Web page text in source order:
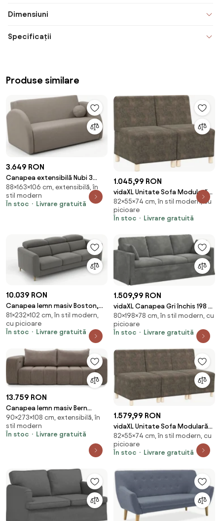
Dimensiuni
Specificații
Produse similare
3.649 RON
Canapea extensibilă Nubi 3
locuri 140 cm cu ladă de
depozitare - bej boucle Quelle
16
88×163×106 cm, extensibilă, în
stil modern
În stoc
Livrare gratuită
1.045,99 RON
vidaXL Unitate Sofa Modulară
Fără Brațe 2 pcs Gri închis
82×55×74 cm, în stil modern, cu
picioare
În stoc
Livrare gratuită
10.039 RON
Canapea lemn masiv Boston,
232 × 81 × 102 cm
81×232×102 cm, în stil modern,
cu picioare
În stoc
Livrare gratuită
1.509,99 RON
vidaXL Canapea Gri închis 198 x
78 x 80 cm Catifea
80×198×78 cm, în stil modern, cu
picioare
În stoc
Livrare gratuită
13.759 RON
Canapea lemn masiv Bern
Extensibila Electric, 273 × 108 ×
90 cm
90×273×108 cm, extensibilă, în
stil modern
În stoc
Livrare gratuită
1.579,99 RON
vidaXL Unitate Sofa Modulară
Fără Brațe 3 pcs Gri închis
82×55×74 cm, în stil modern, cu
picioare
În stoc
Livrare gratuită